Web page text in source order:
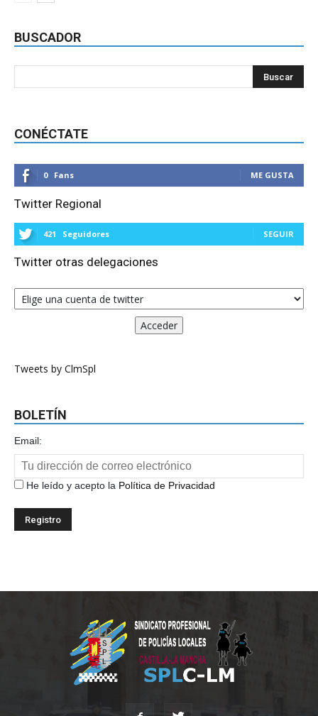
BUSCADOR
CONÉCTATE
0 Fans ME GUSTA
Twitter Regional
421 Seguidores SEGUIR
Twitter otras delegaciones
Tweets by ClmSpl
BOLETÍN
Email:
He leído y acepto la Política de Privacidad